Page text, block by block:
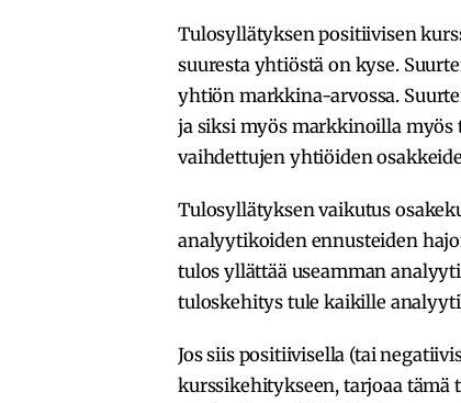
Tulosyllätyksen positiivisen
suuresta yhtiöstä on kyse.
yhtiön markkina-arvossa.
ja siksi myös markkinoilla myös
vaihdettujen yhtiöiden
Tulosyllätyksen vaikutus
analyytikoiden ennusteiden
tulos yllättää useamman
tuloskehitys tule kaikille
Jos siis positiivisella (tai
kurssikehitykseen, tarjoaa